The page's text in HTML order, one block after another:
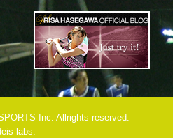
Inc. Allrights reserved.
labs.